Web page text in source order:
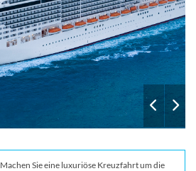
Machen Sie eine luxuriöse Kreuzfahrt um die